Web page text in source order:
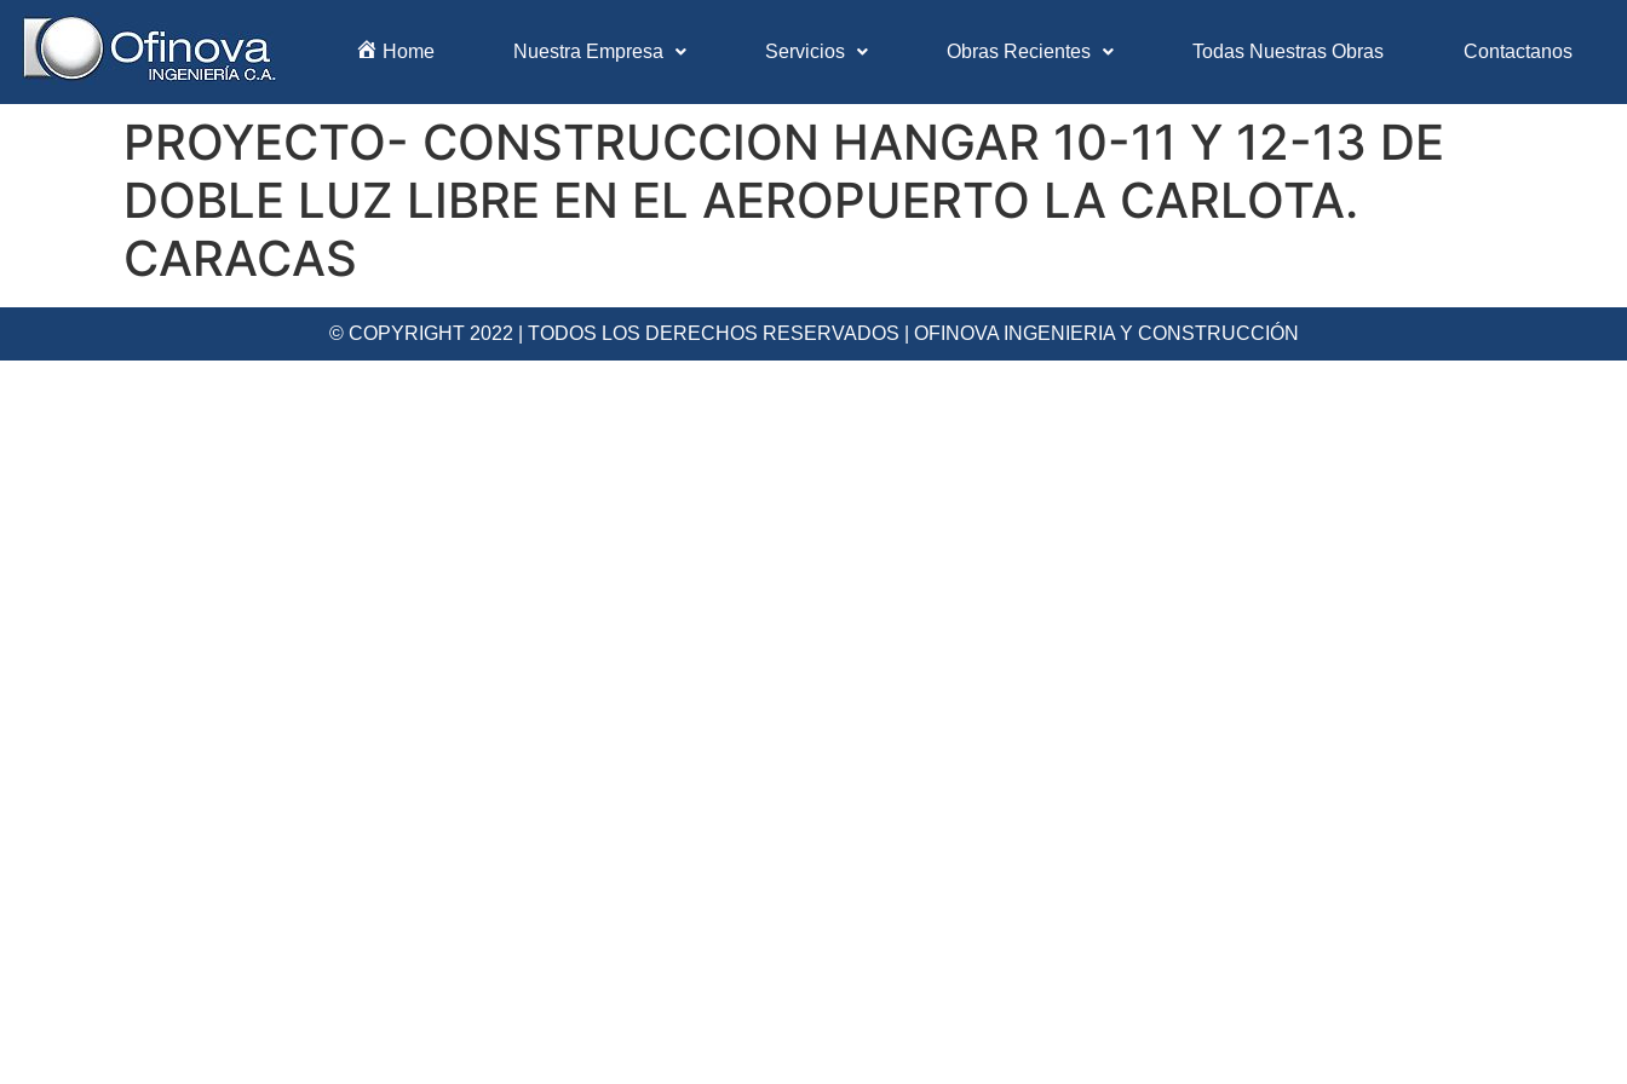
Home Nuestra Empresa Servicios Obras Recientes Todas Nuestras Obras Contactanos
PROYECTO- CONSTRUCCION HANGAR 10-11 Y 12-13 DE
DOBLE LUZ LIBRE EN EL AEROPUERTO LA CARLOTA.
CARACAS
© COPYRIGHT 2022 | TODOS LOS DERECHOS RESERVADOS | OFINOVA INGENIERIA Y CONSTRUCCIÓN